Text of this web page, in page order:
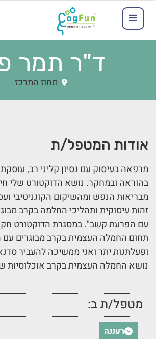
ד"ר תמר
מחוז המרכז
אודות המטפל/ת
מרפאה בעיסוק עם נסיון קליני רב,
בהוראה ובמחקר. נושא הדוקטורט שלי
מבריאות הנפש ומהשיקום הקוגניטיבי
זהות עיסוקית ותהליכי החלמה בקרב
עם הפרעת קשב". במסגרת הדוקטורט
תחום החמלה העצמית בקרב מבוגרים
ופעלתנות יתר ואני ממשיכה להעביר
נושא החמלה העצמית בקרב אוכלוסיות
מטפל/ת ב:
רעננה